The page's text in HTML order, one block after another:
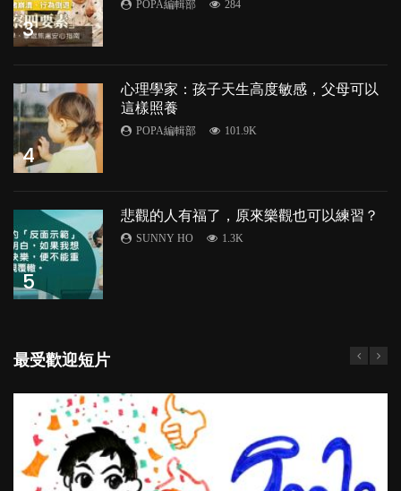
3
POPA編輯部 284
4
心理學家：孩子天生高度敏感，父母可以
這樣照養
POPA編輯部 101.9K
5
悲觀的人有福了，原來樂觀也可以練習？
SUNNY HO 1.3K
最受歡迎短片